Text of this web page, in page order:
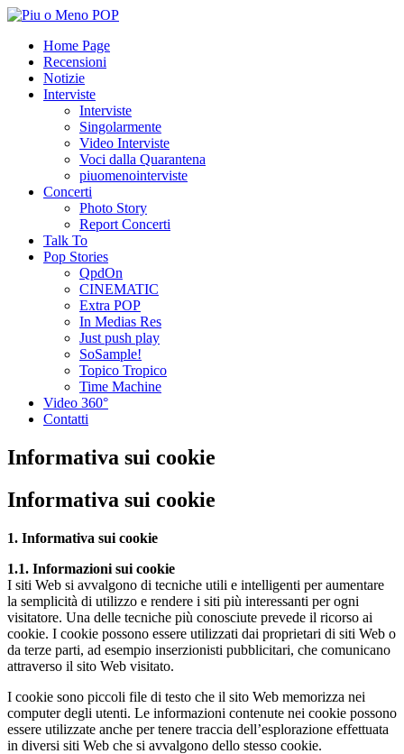
Home Page
Recensioni
Notizie
Interviste
Interviste
Singolarmente
Video Interviste
Voci dalla Quarantena
piuomenointerviste
Concerti
Photo Story
Report Concerti
Talk To
Pop Stories
QpdOn
CINEMATIC
Extra POP
In Medias Res
Just push play
SoSample!
Topico Tropico
Time Machine
Video 360°
Contatti
Informativa sui cookie
Informativa sui cookie
1. Informativa sui cookie
1.1. Informazioni sui cookie
I siti Web si avvalgono di tecniche utili e intelligenti per aumentare
la semplicità di utilizzo e rendere i siti più interessanti per ogni
visitatore. Una delle tecniche più conosciute prevede il ricorso ai
cookie. I cookie possono essere utilizzati dai proprietari di siti Web o
da terze parti, ad esempio inserzionisti pubblicitari, che comunicano
attraverso il sito Web visitato.
I cookie sono piccoli file di testo che il sito Web memorizza nei
computer degli utenti. Le informazioni contenute nei cookie possono
essere utilizzate anche per tenere traccia dell’esplorazione effettuata
in diversi siti Web che si avvalgono dello stesso cookie.